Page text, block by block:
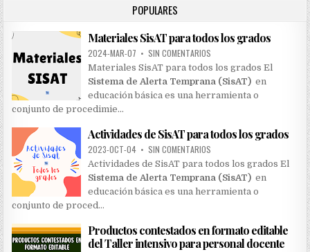
o
r
:
POPULARES
Materiales SisAT para todos los grados
2024-MAR-07 • SIN COMENTARIOS
Materiales SisAT para todos los grados El
Sistema de Alerta Temprana (SisAT) en
educación básica es una herramienta o
conjunto de procedimie…
Actividades de SisAT para todos los grados
2023-OCT-04 • SIN COMENTARIOS
Actividades de SisAT para todos los grados El
Sistema de Alerta Temprana (SisAT) en
educación básica es una herramienta o
conjunto de proced…
Productos contestados en formato editable
del Taller intensivo para personal docente